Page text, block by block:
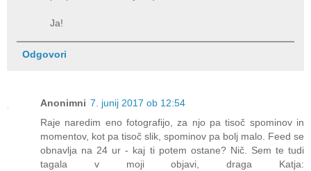
Ja!
Odgovori
Anonimni 7. junij 2017 ob 12:54
Raje naredim eno fotografijo, za njo pa tisoč spominov in
momentov, kot pa tisoč slik, spominov pa bolj malo. Feed se
obnavlja na 24 ur - kaj ti potem ostane? Nič. Sem te tudi
tagala v moji objavi, draga Katja: